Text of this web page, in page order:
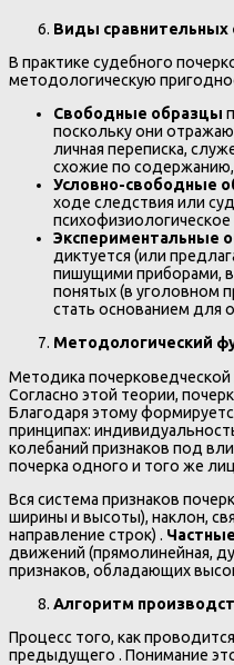
Виды сравнительных
В практике судебного
методологическую
Свободные образцы
поскольку они
личная переписка,
схожие по содержанию,
Условно-свободные
ходе следствия или
Экспериментальные
диктуется (или
пишущими приборами,
понятых (в уголовном
стать основанием для
Методологический
Методика почерковедческой
Согласно этой теории,
Благодаря этому
принципах:
колебаний признаков под
почерка одного и того же
Вся система признаков
ширины и высоты), наклон,
направление строк) .
движений (прямолинейная,
признаков, обладающих
Алгоритм
Процесс того, как
предыдущего . Понимание